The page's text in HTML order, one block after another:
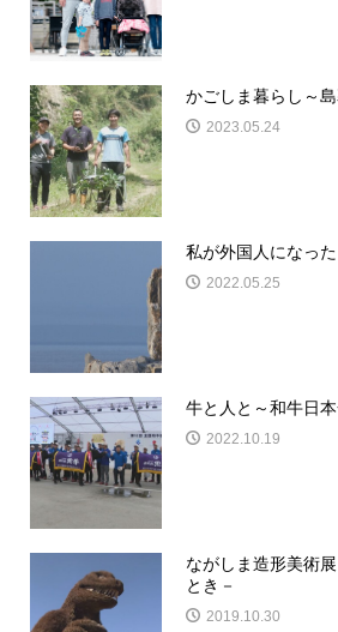
かごしま暮らし～
2023.05.24
私が外国人になっ
2022.05.25
牛と人と～和牛日
2022.10.19
ながしま造形美術
とき－
2019.10.30